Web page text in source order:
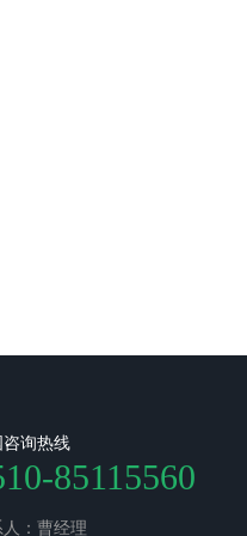
咨询热线
85115560
人：曹经理